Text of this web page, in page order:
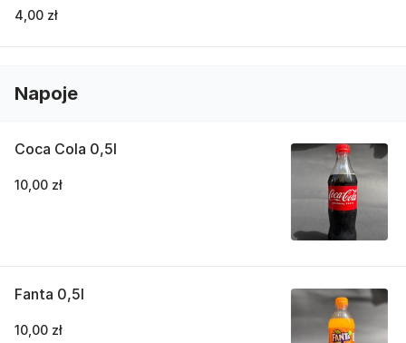
4,00 zł
Napoje
Coca Cola 0,5l
10,00 zł
Fanta 0,5l
10,00 zł